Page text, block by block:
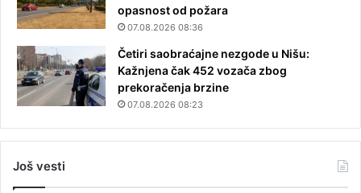
opasnost od požara
07.08.2026 08:36
Četiri saobraćajne nezgode u Nišu:
Kažnjena čak 452 vozača zbog
prekoračenja brzine
07.08.2026 08:23
Još vesti